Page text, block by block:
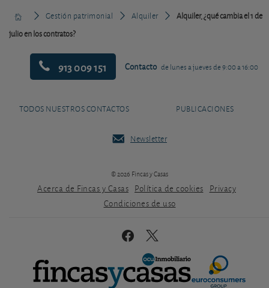
Gestión patrimonial Alquiler
Alquiler, ¿qué cambia el 1 de
julio en los contratos?
913 009 151 Contacto de lunes a jueves de 9:00 a 16:00
TODOS NUESTROS CONTACTOS PUBLICACIONES
Newsletter
© 2026 Fincas y Casas
Acerca de Fincas y Casas Política de cookies
Privacy
Condiciones de uso